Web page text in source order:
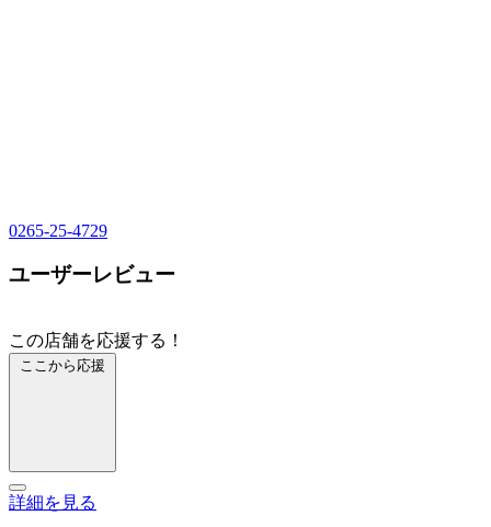
0265-25-4729
ユーザーレビュー
この店舗を応援する！
ここから応援
詳細を見る